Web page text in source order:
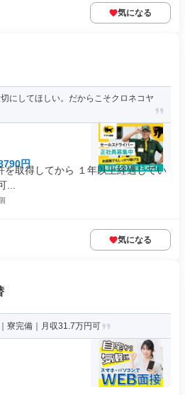
気になる
にしてほしい。だからこそクロネコヤ
円
を取得してから １年以上経過してい
気になる
寮完備｜月収31.7万円可